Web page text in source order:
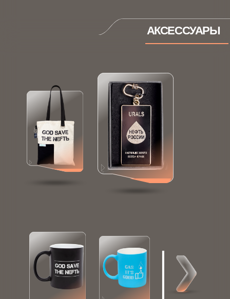
Каталог Коллекции
Новинки Кастомизация Контакты